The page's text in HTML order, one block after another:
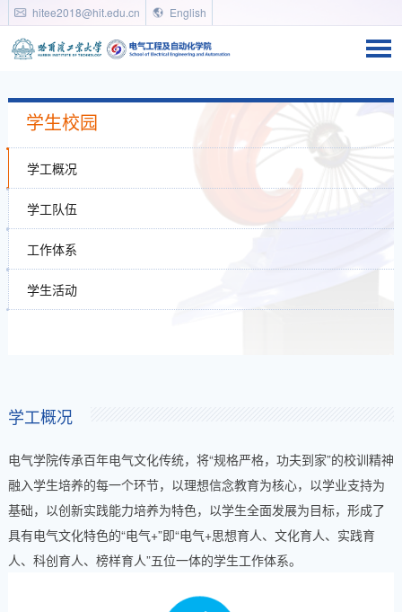
hitee2018@hit.edu.cn English
学生校园
学工概况
学工队伍
工作体系
学生活动
学工概况
电气学院传承百年电气文化传统，将“规格严格，功夫到家”的校训精神
融入学生培养的每一个环节，以理想信念教育为核心，以学业支持为
基础，以创新实践能力培养为特色，以学生全面发展为目标，形成了
具有电气文化特色的“电气+”即“电气+思想育人、文化育人、实践育
人、科创育人、榜样育人”五位一体的学生工作体系。